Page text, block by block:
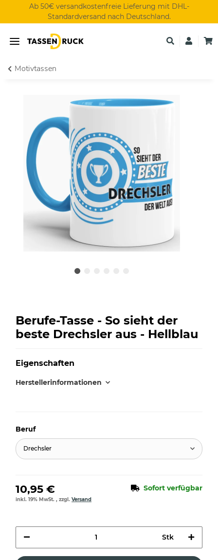
Ab 50€ versandkostenfreie Lieferung mit DHL-
Standardversand nach Deutschland.
Motivtassen
Berufe-Tasse - So sieht der
beste Drechsler aus - Hellblau
Eigenschaften
Herstellerinformationen
Beruf
Drechsler
10,95 € Sofort verfügbar
inkl. 19% MwSt. , zzgl. Versand
Stk